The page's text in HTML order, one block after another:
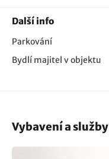
Další info
Parkování
Bydlí majitel v objektu
Vybavení a služby